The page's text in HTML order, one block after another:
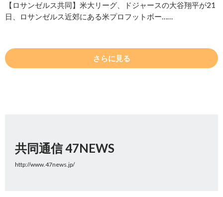
【ロサンゼルス共同】米大リーグ、ドジャースの大谷翔平が21
日、ロサンゼルス近郊にある米プロフットボー……
さらに見る
共同通信 47NEWS
http://www.47news.jp/